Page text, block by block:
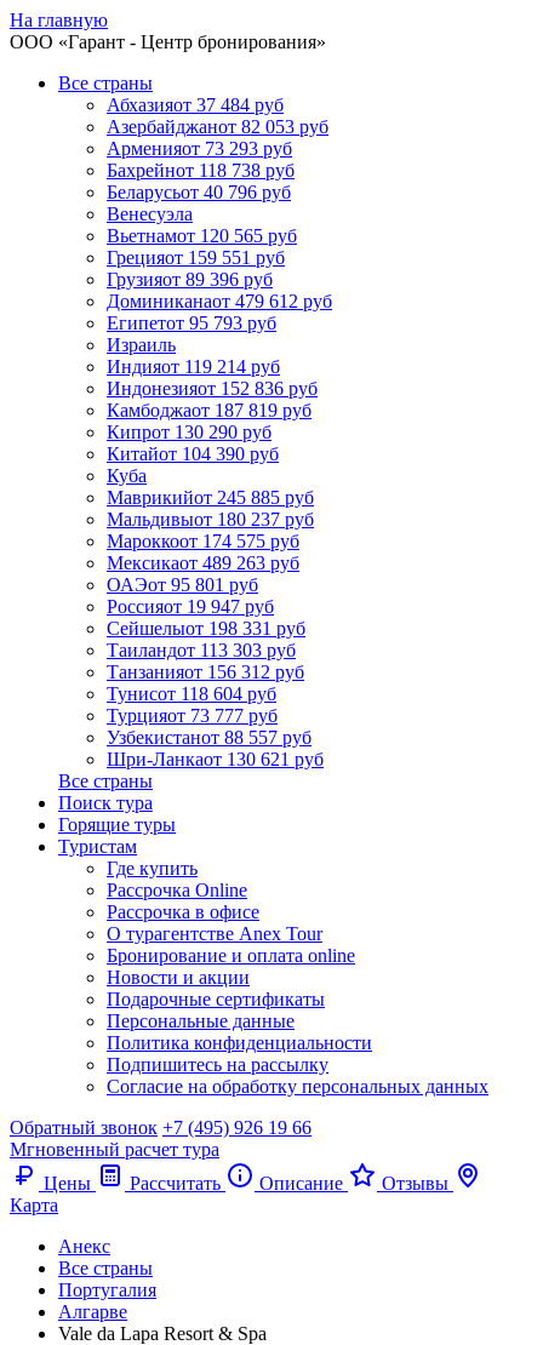
На главную
ООО «Гарант - Центр бронирования»
Все страны
Абхазияот 37 484 руб
Азербайджанот 82 053 руб
Арменияот 73 293 руб
Бахрейнот 118 738 руб
Беларусьот 40 796 руб
Венесуэла
Вьетнамот 120 565 руб
Грецияот 159 551 руб
Грузияот 89 396 руб
Доминиканаот 479 612 руб
Египетот 95 793 руб
Израиль
Индияот 119 214 руб
Индонезияот 152 836 руб
Камбоджаот 187 819 руб
Кипрот 130 290 руб
Китайот 104 390 руб
Куба
Маврикийот 245 885 руб
Мальдивыот 180 237 руб
Мароккоот 174 575 руб
Мексикаот 489 263 руб
ОАЭот 95 801 руб
Россияот 19 947 руб
Сейшелыот 198 331 руб
Таиландот 113 303 руб
Танзанияот 156 312 руб
Тунисот 118 604 руб
Турцияот 73 777 руб
Узбекистанот 88 557 руб
Шри-Ланкаот 130 621 руб
Все страны
Поиск тура
Горящие туры
Туристам
Где купить
Рассрочка Online
Рассрочка в офисе
О турагентстве Anex Tour
Бронирование и оплата online
Новости и акции
Подарочные сертификаты
Персональные данные
Политика конфиденциальности
Подпишитесь на рассылку
Согласие на обработку персональных данных
Обратный звонок +7 (495) 926 19 66
Мгновенный расчет тура
Цены
Рассчитать Описание
Отзывы
Карта
Анекс
Все страны
Португалия
Алгарве
Vale da Lapa Resort & Spa